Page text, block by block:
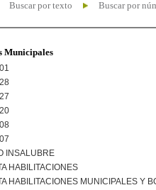
Buscar por texto Buscar por
Municipales
INSALUBRE
HABILITACIONES
HABILITACIONES MUNICIPALES Y